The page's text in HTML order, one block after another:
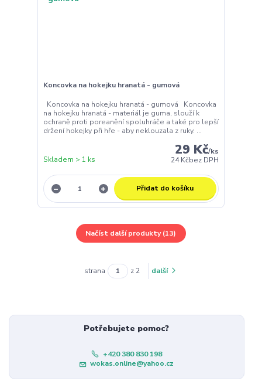
Koncovka na hokejku hranatá - gumová
Koncovka na hokejku hranatá - gumová Koncovka
na hokejku hranatá - materiál je guma, slouží k
ochraně proti poreanění spoluhráče a také pro lepší
držení hokejky při hře - aby neklouzala z ruky. ...
29 Kč/ks
24 Kčbez DPH
Skladem > 1 ks
Přidat do košíku
Načíst další produkty (13)
strana z 2 další
Potřebujete pomoc?
+420 380 830 198
wokas.online@yahoo.cz